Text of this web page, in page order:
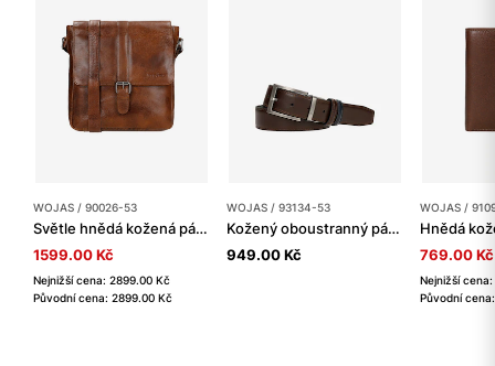
WOJAS / 90026-53
Světle hnědá kožená pánská taška přes rameno
1599.00 Kč
Nejnižší cena: 2899.00 Kč
Původní cena: 2899.00 Kč
WOJAS / 93134-53
Kožený oboustranný pásek s otočnou přezkou světle hnědá-námořnická modrá
949.00 Kč
WOJAS /
769.00 Kč
Nejnižší
Původní